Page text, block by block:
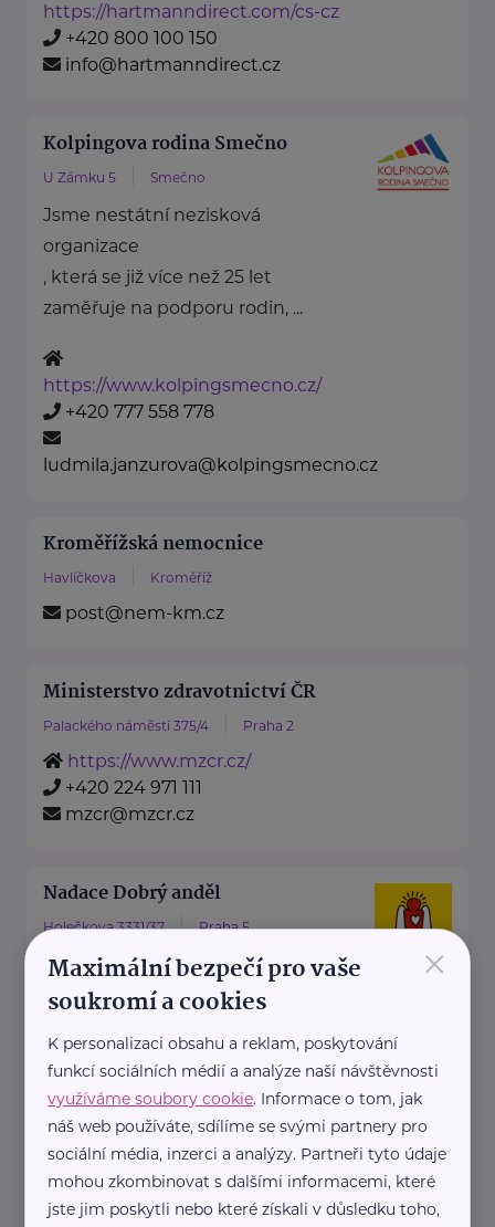
https://hartmanndirect.com/cs-cz
+420 800 100 150
info@hartmanndirect.cz
Kolpingova rodina Smečno
U Zámku 5 Smečno
Jsme nestátní nezisková
organizace
, která se již více než 25 let
zaměřuje na podporu rodin, ...
https://www.kolpingsmecno.cz/
+420 777 558 778
ludmila.janzurova@kolpingsmecno.cz
Kroměřížská nemocnice
Havlíčkova Kroměříž
post@nem-km.cz
Ministerstvo zdravotnictví ČR
Palackého náměstí 375/4 Praha 2
https://www.mzcr.cz/
+420 224 971 111
mzcr@mzcr.cz
Nadace Dobrý anděl
Holečkova 3331/37 Praha 5
Nadace Dobrý anděl pomáhá
rodinám s dětmi, ve kterých se
potýkají ...
https://www.dobryandel.cz/
+420 733 119 119
dobryandel@dobryandel.cz
×
Maximální bezpečí pro vaše
soukromí a cookies
K personalizaci obsahu a reklam, poskytování
funkcí sociálních médií a analýze naší návštěvnosti
využíváme soubory cookie. Informace o tom, jak
náš web používáte, sdílíme se svými partnery pro
sociální média, inzerci a analýzy. Partneři tyto údaje
mohou zkombinovat s dalšími informacemi, které
jste jim poskytli nebo které získali v důsledku toho,